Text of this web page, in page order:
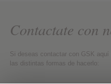
Contactate con
Si deseas contactar con GSK aquí
las distintas formas de hacerlo: